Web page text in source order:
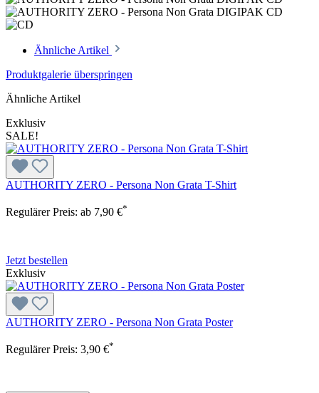
Ähnliche Artikel
Produktgalerie überspringen
Ähnliche Artikel
Exklusiv
SALE!
AUTHORITY ZERO - Persona Non Grata T-Shirt
Regulärer Preis: ab 7,90 €*
Jetzt bestellen
Exklusiv
AUTHORITY ZERO - Persona Non Grata Poster
Regulärer Preis: 3,90 €*